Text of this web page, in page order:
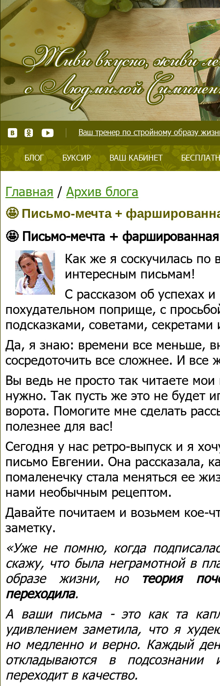
Ваш тренер по стройному образу
БЛОГ БУКСИР ВАШ КАБИНЕТ
Главная / Архив блога
🤩 Письмо-мечта +
🤩 Письмо-мечта + фаршированная
Как же я соскучилась
интересным письмам!
С рассказом об успехах
похудательном поприще, с
подсказками, советами,
Да, я знаю: времени все меньше,
сосредоточить все сложнее. И все
Вы ведь не просто так читаете
нужно. Так пусть же это не будет
ворота. Помогите мне сделать
полезнее для вас!
Сегодня у нас ретро-выпуск и я
письмо Евгении. Она рассказала,
помаленечку стала меняться ее
нами необычным рецептом.
Давайте почитаем и возьмем кое-
заметку.
«Уже не помню, когда
скажу, что была неграмотной в
образе жизни, но теория
переходила.
А ваши письма - это как та
удивлением заметила, что я
но медленно и верно. Каждый
откладываются в подсознании
переходит в качество.